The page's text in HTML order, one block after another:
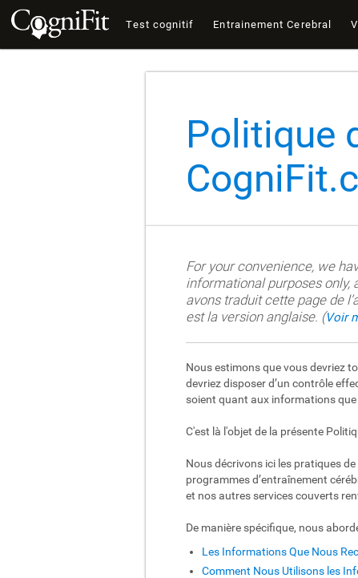
Test cognitif Entrainement Cerebral
Politique
For your convenience, we
informational purposes only,
avons traduit cette page de
est la version anglaise. (Voir
Nous estimons que vous devriez
devriez disposer d’un contrôle
soient quant aux informations
C'est là l'objet de la présente
Nous décrivons ici les pratiques
programmes d’entraînement
et nos autres services couverts
De manière spécifique, nous
Les Informations Que Nous
Comment Nous Utilisons les